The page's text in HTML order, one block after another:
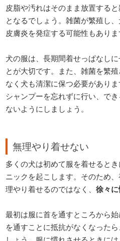
皮脂や汚れはそのまま放置する
となるでしょう。雑菌が繁殖し
皮膚炎を発症する可能性もありま
犬の服は、長期間着せっぱなし
とが大切です。また、雑菌を繁
なく犬も清潔に保つ必要があり
シャンプーを忘れずに行い、で
ないようにしましょう。
無理やり着せない
多くの犬は初めて服を着せると
ニックを起こします。そのため
理やり着せるのではなく、徐々
最初は服に首を通すところから
を通すことに抵抗がなくなった